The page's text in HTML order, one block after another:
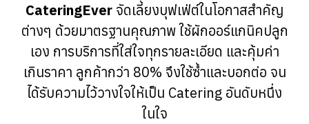
CateringEver จัดเลี้ยงบุฟเฟ่ต์ในโอกาสสำคัญ
ต่างๆ ด้วยมาตรฐานคุณภาพ ใช้ผักออร์แกนิคปลูก
เอง การบริการที่ใส่ใจทุกรายละเอียด และคุ้มค่า
เกินราคา ลูกค้ากว่า 80% จึงใช้ซ้ำและบอกต่อ จน
ได้รับความไว้วางใจให้เป็น Catering อันดับหนึ่ง
ในใจ